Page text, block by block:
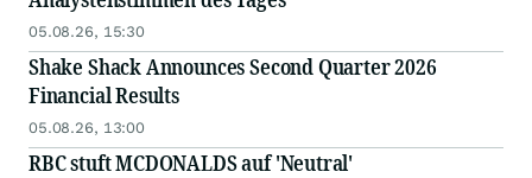
05.08.26, 15:30
Shake Shack Announces Second Quarter 2026
Financial Results
05.08.26, 13:00
RBC stuft MCDONALDS auf 'Neutral'